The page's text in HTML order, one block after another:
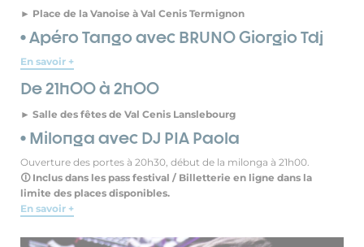
► Place de la Vanoise à Val Cenis Termignon
• Apéro Tango avec BRUNO Giorgio Tdj
En savoir +
De 21h00 à 2h00
► Salle des fêtes de Val Cenis Lanslebourg
• Milonga avec DJ PIA Paola
Ouverture des portes à 20h30, début de la milonga à 21h00.
🛈 Inclus dans les pass festival / Billetterie en ligne dans la
limite des places disponibles.
En savoir +